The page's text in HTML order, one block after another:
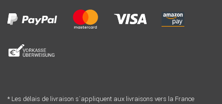
* Les délais de livraison s´appliquent aux livraisons vers la France